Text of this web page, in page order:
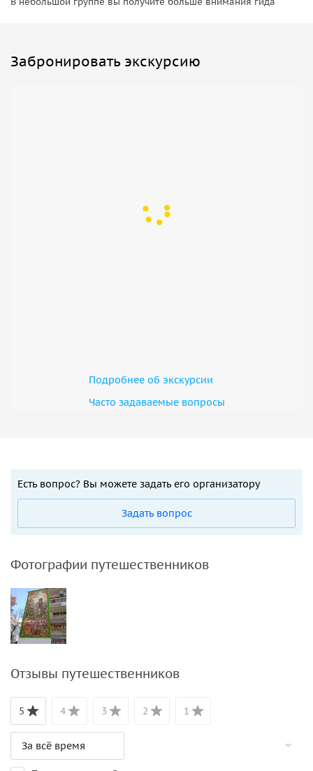
Забронировать экскурсию
Подробнее об экскурсии
Часто задаваемые вопросы
Есть вопрос? Вы можете задать его организатору
Задать вопрос
Фотографии путешественников
Отзывы путешественников
5 4 3 2 1